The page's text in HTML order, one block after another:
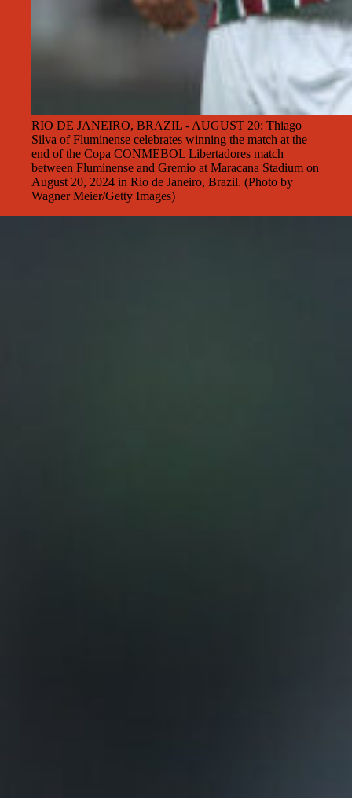
RIO DE JANEIRO, BRAZIL - AUGUST 20: Thiago
Silva of Fluminense celebrates winning the match at the
end of the Copa CONMEBOL Libertadores match
between Fluminense and Gremio at Maracana Stadium on
August 20, 2024 in Rio de Janeiro, Brazil. (Photo by
Wagner Meier/Getty Images)